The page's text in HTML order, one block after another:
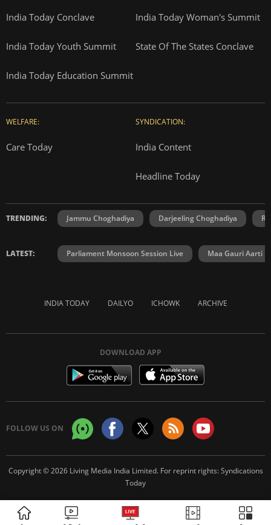
India Today Conclave India Today Woman's Summit
India Today Youth Summit State Of The States Conclave
India Today Education Summit
WELFARE:
Care Today
SYNDICATION:
India Content
Headline Today
TRENDING: Jammu Choghadiya Darjeeling Choghadiya
LATEST: Parliament Monsoon Session Live Maa Gauri Aarti
INDIA TODAY DAILYO ICHOWK ARCHIVE
DOWNLOAD APP
FOLLOW US ON
Copyright © 2026 Living Media India Limited. For reprint rights:Syndications
Today
ADVERTISEMENT